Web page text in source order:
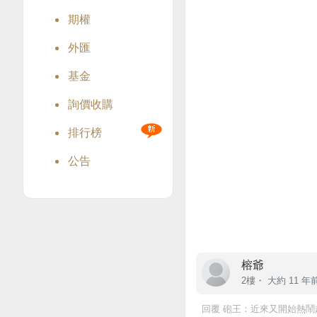
期權
外匯
基金
詢價收購
排行榜
公告
榕爺
2樓・ 大約 11 年
回覆砲王 ：近來又開始熱